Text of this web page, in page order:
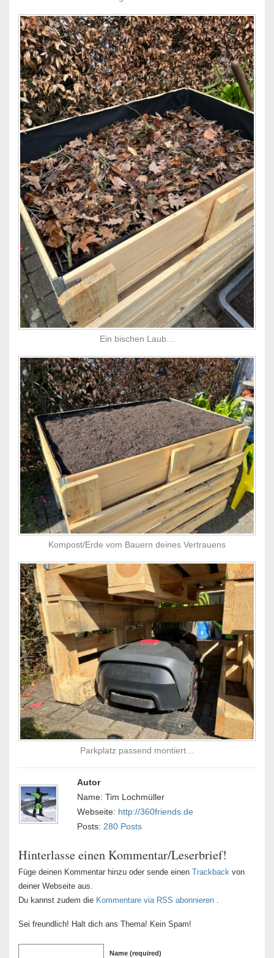
Ein bischen Laub…
Kompost/Erde vom Bauern deines Vertrauens
Parkplatz passend montiert…
Autor
Name: Tim Lochmüller
Webseite: http://360friends.de
Posts: 280 Posts
Hinterlasse einen Kommentar/Leserbrief!
Füge deinen Kommentar hinzu oder sende einen Trackback von
deiner Webseite aus.
Du kannst zudem die Kommentare via RSS abonnieren
Sei freundlich! Halt dich ans Thema! Kein Spam!
Name (required)